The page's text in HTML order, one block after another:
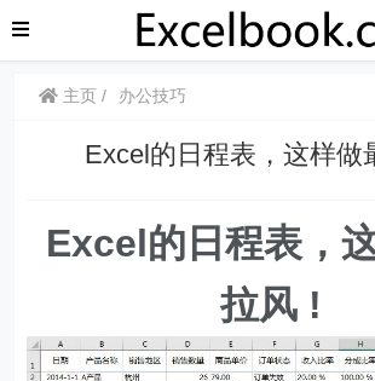
主页 办公技巧
​​Excel的日程表，这样做
​​Excel的日程表，
拉风 !